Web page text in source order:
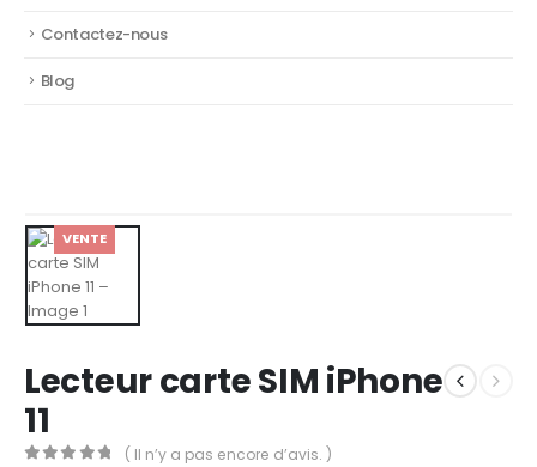
VENTE
Lecteur carte SIM iPhone
11
( Il n’y a pas encore d’avis. )
Contactez-nous
Blog